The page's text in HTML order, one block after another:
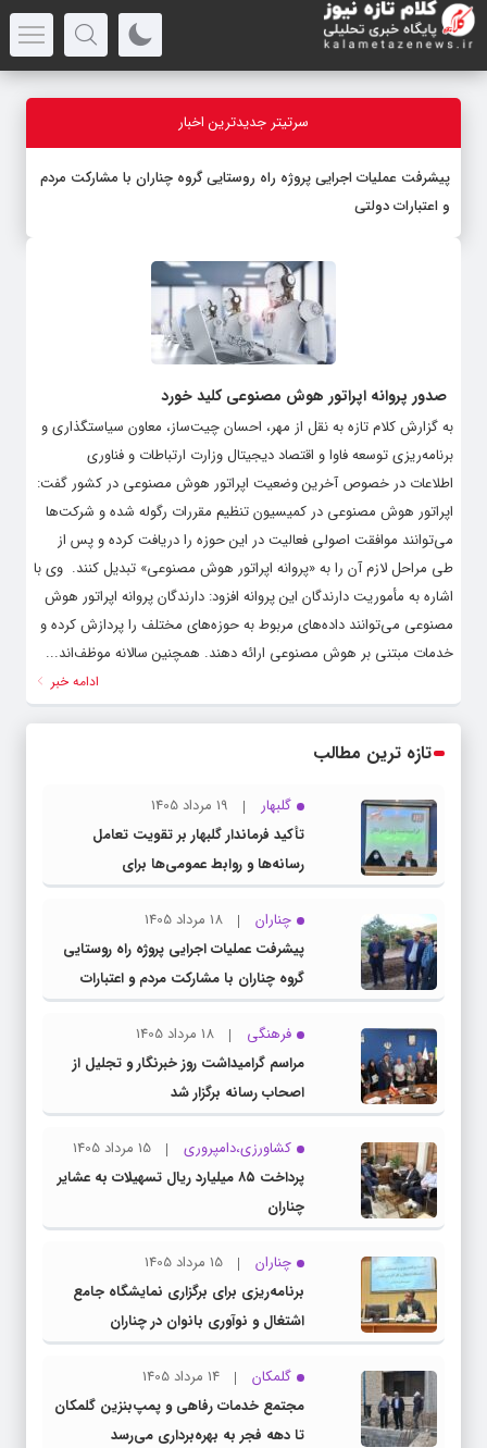
سرتیتر جدیدترین اخبار
پیشرفت عملیات اجرایی پروژه راه روستایی گروه چناران با مشارکت مردم
و اعتبارات دولتی
صدور پروانه اپراتور هوش مصنوعی کلید خورد
به گزارش کلام تازه به نقل از مهر، احسان چیت‌ساز، معاون سیاستگذاری و
برنامه‌ریزی توسعه فاوا و اقتصاد دیجیتال وزارت ارتباطات و فناوری
اطلاعات در خصوص آخرین وضعیت اپراتور هوش مصنوعی در کشور گفت:
اپراتور هوش مصنوعی در کمیسیون تنظیم مقررات رگوله شده و شرکت‌ها
می‌توانند موافقت اصولی فعالیت در این حوزه را دریافت کرده و پس از
طی مراحل لازم آن را به «پروانه اپراتور هوش مصنوعی» تبدیل کنند. ‌ وی با
اشاره به مأموریت دارندگان این پروانه افزود: دارندگان پروانه اپراتور هوش
مصنوعی می‌توانند داده‌های مربوط به حوزه‌های مختلف را پردازش کرده و
خدمات مبتنی بر هوش مصنوعی ارائه دهند. همچنین سالانه موظف‌اند...
ادامه خبر
تازه ترین مطالب
گلبهار
19 مرداد 1405
تأکید فرماندار گلبهار بر تقویت تعامل
رسانه‌ها و روابط عمومی‌ها برای
اطلاع‌رسانی شفاف
چناران
18 مرداد 1405
پیشرفت عملیات اجرایی پروژه راه روستایی
گروه چناران با مشارکت مردم و اعتبارات
دولتی
فرهنگی
18 مرداد 1405
مراسم گرامیداشت روز خبرنگار و تجلیل از
اصحاب رسانه برگزار شد
کشاورزی،دامپروری
15 مرداد 1405
پرداخت ۸۵ میلیارد ریال تسهیلات به عشایر
چناران
چناران
15 مرداد 1405
برنامه‌ریزی برای برگزاری نمایشگاه جامع
اشتغال و نوآوری بانوان در چناران
گلمکان
14 مرداد 1405
مجتمع خدمات رفاهی و پمپ‌بنزین گلمکان
تا دهه فجر به بهره‌برداری می‌رسد